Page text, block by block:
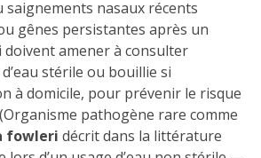
saignements nasaux récents
gênes persistantes après un
doivent amener à consulter
stérile ou bouillie si
à domicile, pour prévenir le risque
pathogène rare comme
fowleri décrit dans la littérature